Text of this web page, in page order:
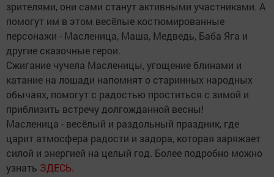
зрителями, они сами станут активными участниками. А
помогут им в этом весёлые костюмированные
персонажи - Масленица, Маша, Медведь, Баба Яга и
другие сказочные герои.
Сжигание чучела Масленицы, угощение блинами и
катание на лошади напомнят о старинных народных
обычаях, помогут с радостью проститься с зимой и
приблизить встречу долгожданной весны!
Масленица - весёлый и раздольный праздник, где
царит атмосфера радости и задора, которая заряжает
силой и энергией на целый год. Более подробно можно
узнать ЗДЕСЬ.